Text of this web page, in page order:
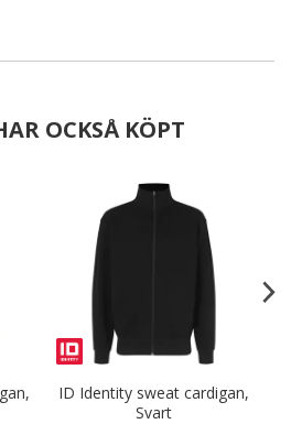
OCKSÅ KÖPT
ID Identity sweat cardigan,
Svart